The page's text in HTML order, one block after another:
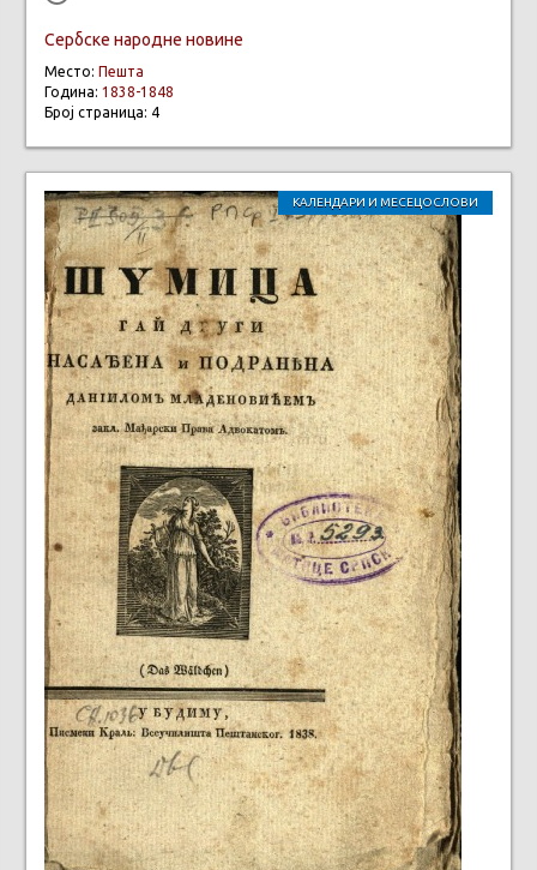
Сербске народне новине
Место: Пешта
Година: 1838-1848
Број страница: 4
КАЛЕНДАРИ И МЕСЕЦОСЛОВИ